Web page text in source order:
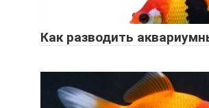
Как разводить